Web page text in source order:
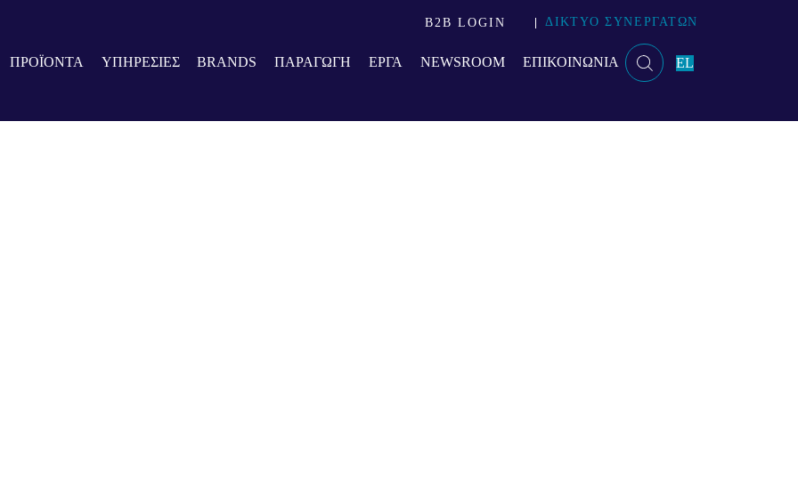
B2B LOGIN ΔΙΚΤΥΟ ΣΥΝΕΡΓΑΤΩΝ
ΠΡΟΪΟΝΤΑ ΥΠΗΡΕΣΙΕΣ BRANDS ΠΑΡΑΓΩΓΗ ΕΡΓΑ NEWSROOM ΕΠΙΚΟΙΝΩΝΙΑ EL